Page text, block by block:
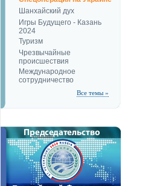
Шанхайский дух
Игры Будущего - Казань
2024
Туризм
Чрезвычайные
происшествия
Международное
сотрудничество
Все темы »